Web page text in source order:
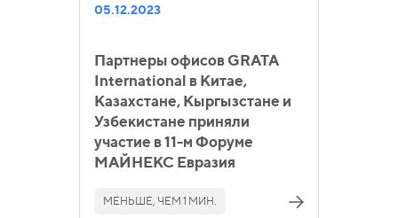
05.12.2023
Партнеры офисов GRATA
International в Китае,
Казахстане, Кыргызстане и
Узбекистане приняли
участие в 11-м Форуме
МАЙНЕКС Евразия
МЕНЬШЕ, ЧЕМ 1 МИН.